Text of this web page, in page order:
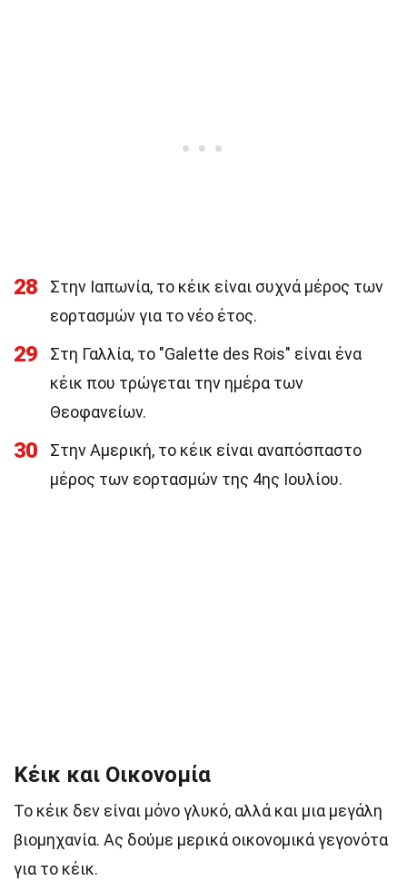
28
Στην Ιαπωνία, το κέικ είναι συχνά μέρος των
εορτασμών για το νέο έτος.
29
Στη Γαλλία, το "Galette des Rois" είναι ένα
κέικ που τρώγεται την ημέρα των
Θεοφανείων.
30
Στην Αμερική, το κέικ είναι αναπόσπαστο
μέρος των εορτασμών της 4ης Ιουλίου.
Κέικ και Οικονομία
Το κέικ δεν είναι μόνο γλυκό, αλλά και μια μεγάλη
βιομηχανία. Ας δούμε μερικά οικονομικά γεγονότα
για το κέικ.